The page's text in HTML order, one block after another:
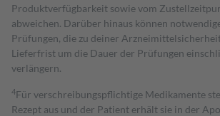
Produktverfügbarkeit sowie vom
abweichen. Darüber hinaus können
Prüfungen, die zu deiner
Lieferfrist um die Dauer der Prüfungen
verlängern.
4Für verschreibungspflichtige Medikamente
Rezept aus und der Patient erhält sie in der